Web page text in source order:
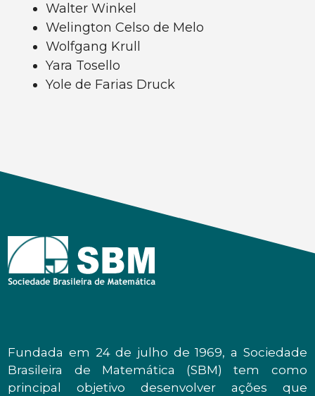
Walter Winkel
Welington Celso de Melo
Wolfgang Krull
Yara Tosello
Yole de Farias Druck
Fundada em 24 de julho de 1969, a Sociedade
Brasileira de Matemática (SBM) tem como
principal objetivo desenvolver ações que